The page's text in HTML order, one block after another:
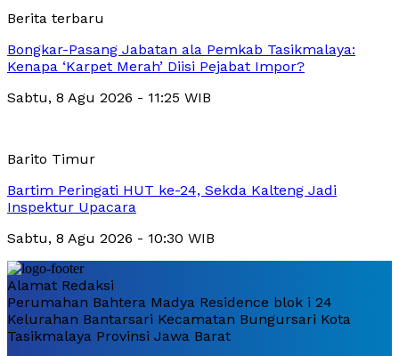
Berita terbaru
Bongkar-Pasang Jabatan ala Pemkab Tasikmalaya:
Kenapa ‘Karpet Merah’ Diisi Pejabat Impor?
Sabtu, 8 Agu 2026 - 11:25 WIB
Barito Timur
Bartim Peringati HUT ke-24, Sekda Kalteng Jadi
Inspektur Upacara
Sabtu, 8 Agu 2026 - 10:30 WIB
Alamat Redaksi
Perumahan Bahtera Madya Residence blok i 24
Kelurahan Bantarsari Kecamatan Bungursari Kota
Tasikmalaya Provinsi Jawa Barat